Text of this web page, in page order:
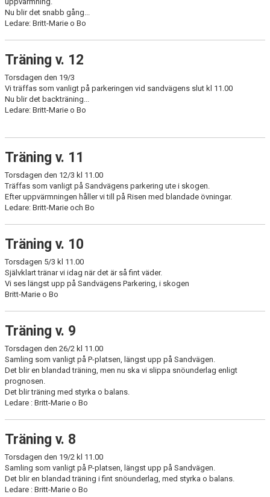
Nu blir det snabb gång...
Ledare: Britt-Marie o Bo
Träning v. 12
Torsdagen den 19/3
Vi träffas som vanligt på parkeringen vid sandvägens slut kl 11.00
Nu blir det backträning...
Ledare: Britt-Marie o Bo
Träning v. 11
Torsdagen den 12/3 kl 11.00
Träffas som vanligt på Sandvägens parkering ute i skogen.
Efter uppvärmningen håller vi till på Risen med blandade övningar.
Ledare: Britt-Marie och Bo
Träning v. 10
Torsdagen 5/3 kl 11.00
Självklart tränar vi idag när det är så fint väder.
Vi ses längst upp på Sandvägens Parkering, i skogen
Britt-Marie o Bo
Träning v. 9
Torsdagen den 26/2 kl 11.00
Samling som vanligt på P-platsen, längst upp på Sandvägen.
Det blir en blandad träning, men nu ska vi slippa snöunderlag enligt
prognosen.
Det blir träning med styrka o balans.
Ledare : Britt-Marie o Bo
Träning v. 8
Torsdagen den 19/2 kl 11.00
Samling som vanligt på P-platsen, längst upp på Sandvägen.
Det blir en blandad träning i fint snöunderlag, med styrka o balans.
Ledare : Britt-Marie o Bo